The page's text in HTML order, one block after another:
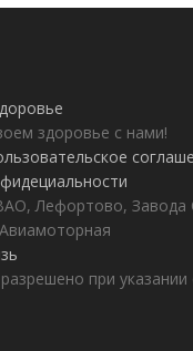
здоровье с нами!
Лефортово, Завода
при